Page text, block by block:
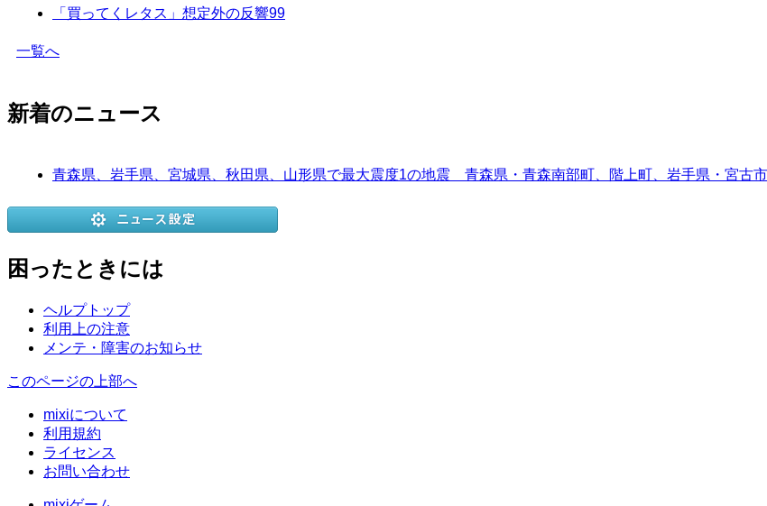
「買ってくレタス」想定外の反響99
一覧へ
新着のニュース
青森県、岩手県、宮城県、秋田県、山形県で最大震度1の地震 青森県・青森南部町、階上町、岩手県・宮古市
困ったときには
ヘルプトップ
利用上の注意
メンテ・障害のお知らせ
このページの上部へ
mixiについて
利用規約
ライセンス
お問い合わせ